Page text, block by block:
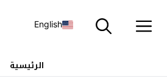
إلى
English
الرئيسية